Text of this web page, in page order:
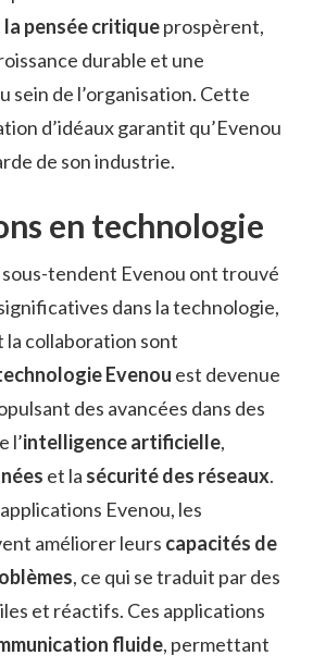
pensée critiqueprospèrent,
durable et une
sein de l’organisation. Cette
d’idéaux garantit qu’Evenou
de son industrie.
en technologie
sous-tendent Evenou ont trouvé
dans la technologie,
la collaboration sont
Evenou est devenue
des avancées dans des
l’intelligence artificielle,
et la sécurité des réseaux.
Evenou, les
améliorer leurs capacités de
, ce qui se traduit par des
et réactifs. Ces applications
fluide, permettant